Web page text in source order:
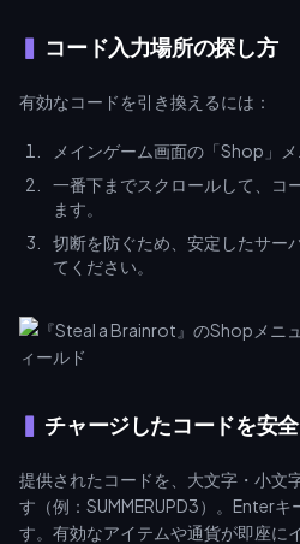
コード入力場所の探し方
有効なコードを引き換えるには：
メインゲーム画面の「Shop」メ
一番下までスクロールして、コ
ます。
切断を防ぐため、安定したサー
てください。
チャージしたコードを安
提供されたコードを、大文字・小文
す（例：SUMMERUPD3）。Enter
す。有効なアイテムや通貨が即座に